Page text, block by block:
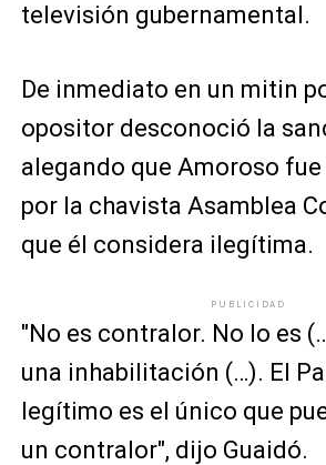
televisión gubernamental.
De inmediato en un mitin
opositor desconoció la
alegando que Amoroso
por la chavista Asamblea
que él considera ilegítima.
PUBLICIDAD
"No es contralor. No lo es
una inhabilitación (…). El
legítimo es el único que
un contralor", dijo Guaidó.